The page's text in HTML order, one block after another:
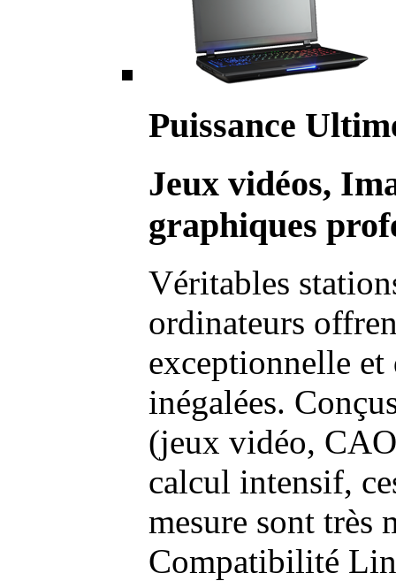
Puissance
Jeux vidéos,
graphiques
Véritables
ordinateurs
exceptionnelle et
inégalées.
(jeux vidéo,
calcul intensif,
mesure sont très
Compatibilité